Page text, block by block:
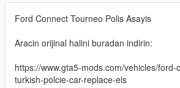
Ford Connect Tourneo Polis Asayis
Aracin orijinal halini buradan indirin:
https://www.gta5-mods.com/vehicles/
turkish-polcie-car-replace-els